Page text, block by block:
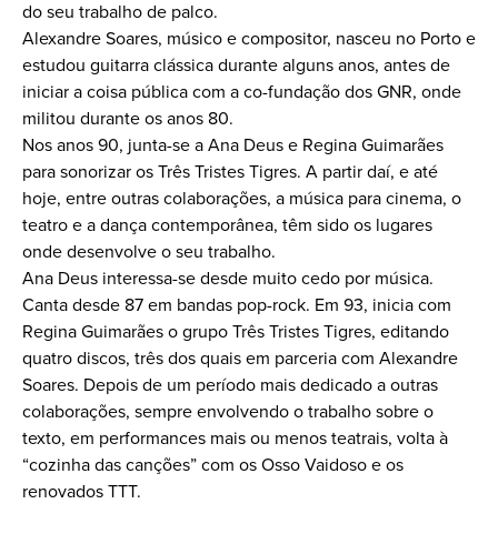
do seu trabalho de palco.
Alexandre Soares, músico e compositor, nasceu no Porto e
estudou guitarra clássica durante alguns anos, antes de
iniciar a coisa pública com a co-fundação dos GNR, onde
militou durante os anos 80.
Nos anos 90, junta-se a Ana Deus e Regina Guimarães
para sonorizar os Três Tristes Tigres. A partir daí, e até
hoje, entre outras colaborações, a música para cinema, o
teatro e a dança contemporânea, têm sido os lugares
onde desenvolve o seu trabalho.
Ana Deus interessa-se desde muito cedo por música.
Canta desde 87 em bandas pop-rock. Em 93, inicia com
Regina Guimarães o grupo Três Tristes Tigres, editando
quatro discos, três dos quais em parceria com Alexandre
Soares. Depois de um período mais dedicado a outras
colaborações, sempre envolvendo o trabalho sobre o
texto, em performances mais ou menos teatrais, volta à
“cozinha das canções” com os Osso Vaidoso e os
renovados TTT.